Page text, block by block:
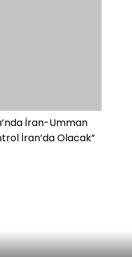
İran-Umman
İran’da Olacak”